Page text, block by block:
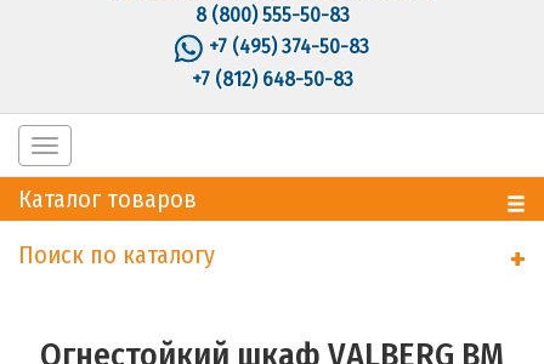
8 (800) 555-50-83
+7 (495) 374-50-83
+7 (812) 648-50-83
Toggle
navigation
Каталог товаров
Поиск по каталогу
+
Огнестойкий шкаф VALBERG BM